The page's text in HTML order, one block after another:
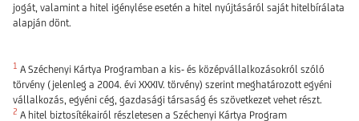
jogát, valamint a hitel igénylése esetén a hitel nyújtásáról saját hitelbírálata
alapján dönt.
1 A Széchenyi Kártya Programban a kis- és középvállalkozásokról szóló
törvény (jelenleg a 2004. évi XXXIV. törvény) szerint meghatározott egyéni
vállalkozás, egyéni cég, gazdasági társaság és szövetkezet vehet részt.
2 A hitel biztosítékairól részletesen a Széchenyi Kártya Program